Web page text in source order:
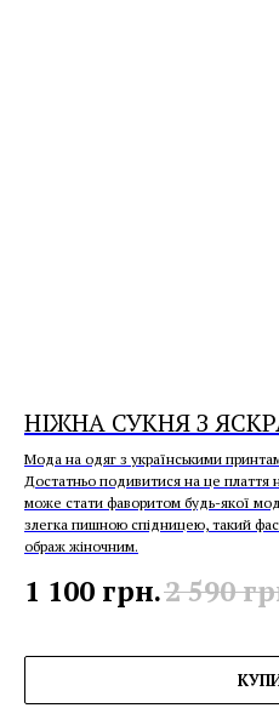
НІЖНА СУКНЯ З
Мода на одяг з українськими
Достатньо подивитися на це плаття
може стати фаворитом будь-якої
злегка пишною спідницею, такий
ображ жіночним.
1 100 грн.2 590